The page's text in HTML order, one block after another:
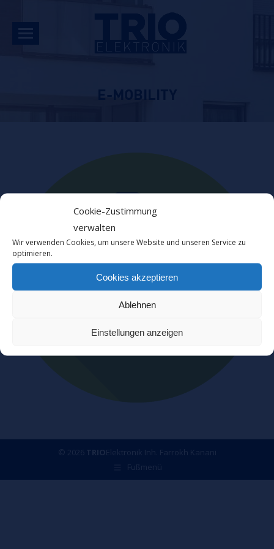
Cookie-Zustimmung
verwalten
Wir verwenden Cookies, um unsere Website und unseren Service zu
optimieren.
Cookies akzeptieren
Ablehnen
Einstellungen anzeigen
© 2026 TRIOElektronik Inh. Farrokh Kanani
Fußmenü